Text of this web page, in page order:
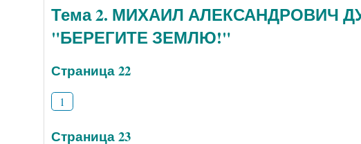
Тема 2. МИХАИЛ АЛЕКСАНДРОВИЧ
"БЕРЕГИТЕ ЗЕМЛЮ!"
Страница 22
1
Страница 23